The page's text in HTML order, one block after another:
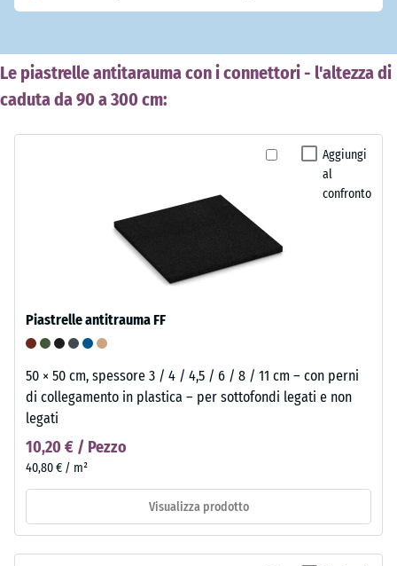
Le piastrelle antitarauma con i connettori - l'altezza di
caduta da 90 a 300 cm:
Aggiungi
al
confronto
Piastrelle antitrauma FF
50 × 50 cm, spessore 3 / 4 / 4,5 / 6 / 8 / 11 cm – con perni
di collegamento in plastica – per sottofondi legati e non
legati
10,20 € / Pezzo
40,80 € / m²
Visualizza prodotto